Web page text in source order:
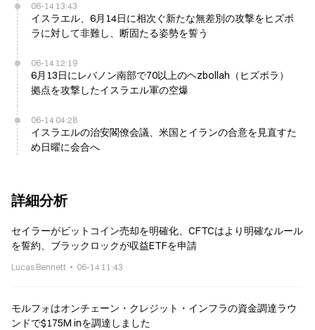
06-14 13:43
イスラエル、6月14日に相次ぐ新たな無差別の攻撃をヒズボ
ラに対して非難し、断固たる姿勢を誓う
06-14 12:19
6月13日にレバノン南部で70以上のヘzbollah（ヒズボラ）
拠点を攻撃したイスラエル軍の空爆
06-14 04:28
イスラエルの治安閣僚会議、米国とイランの合意を見直すた
め日曜に会合へ
詳細分析
セイラーがビットコイン売却を明確化、CFTCはより明確なルール
を誓約、ブラックロックが収益ETFを申請
Lucas Bennett 06-14 11:43
モルフォはオンチェーン・クレジット・インフラの資金調達ラウ
ンドで$175M inを調達しました